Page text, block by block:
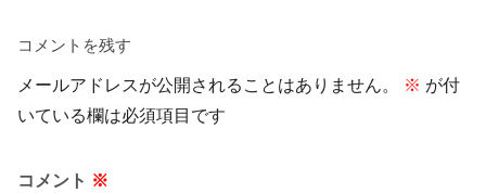
コメントを残す
メールアドレスが公開されることはありません。 ※ が付
いている欄は必須項目です
コメント ※